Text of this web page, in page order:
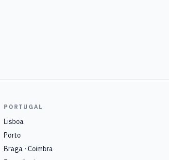
PORTUGAL
Lisboa
Porto
Braga · Coimbra